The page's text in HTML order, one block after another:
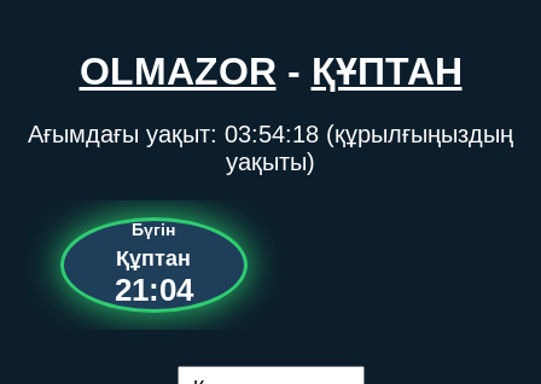
OLMAZOR- ҚҰПТАН
Ағымдағы уақыт: 03:54:18 (құрылғыңыздың
уақыты)
Бүгін
Құптан
21:04